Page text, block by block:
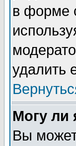
в форме
удалить
Могу ли
Вы